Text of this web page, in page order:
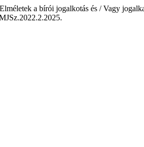
a bírói jogalkotás és / Vagy